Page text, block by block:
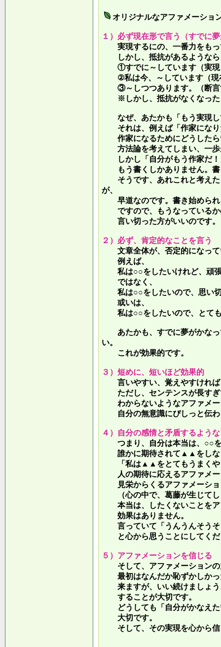
オリジナルなアファメーショ
１）必ず現在形で言う（すでに
実現するにの、一番力をもっ
しかし、抵抗があるような
①すでに～しています（実現
②私は今、～しています（現
③～しつつあります。（断言
※しかし、抵抗がなくなった
なぜ、あたかも「もう実現し
それは、例えば「作家になり
作家になるためにどうしたら
方法論を考えてしまい、一歩
しかし「自分がもう作家だ！
もう書くしかありません。書
そうです、あれこれと考えた
が、
早道なのです。書き始められ
ですので、もうなっているか
言い切った方がいいのです。
２）必ず、肯定的なことを言う
文章全体が、否定的になっ
例えば、
私は○○をしたいけれど、頑張
ではなく、
私は○○をしたいので、思い切
或いは、
私は○○をしたいので、とても
あたかも、すでに夢がかなっ
い。
これが効果的です。
３）短めに、短いほど効果的
言いやすい、覚えやすければ
ただし、センテンスが長すぎ
わからないようなアファメー
自分の無意識にぴしっと伝わ
４）自分の感情と矛盾するよう
つまり、自分は本当は、○○を
誰かに期待されて▲▲をしな
「私は▲▲をとてもうまくや
人の期待に応えるアファメ
見栄からくるアファメーショ
（心の中で、葛藤が生じてし
本当は、したくないことをア
効果はありません。
言っていて 「うんうんそう
と心から思うことにしてくだ
５）アファメーションを信じる
そして、アファメーションの
最初はなんだか恥ずかしかっ
来ますが、いい続けましょう
することが大切です。
どうしても「自分がかなえた
大切です。
そして、その実現を心から信